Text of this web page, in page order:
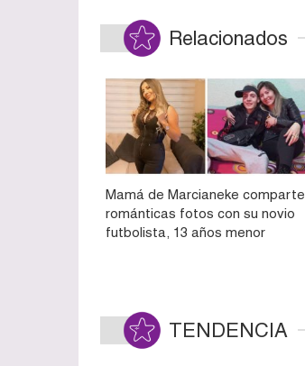
Relacionados
Mamá de Marcianeke comparte
románticas fotos con su novio
futbolista, 13 años menor
TENDENCIA